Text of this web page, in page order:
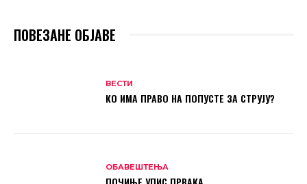
ПОВЕЗАНЕ ОБЈАВЕ
ВЕСТИ
КО ИМА ПРАВО НА ПОПУСТЕ ЗА СТРУЈУ?
ОБАВЕШТЕЊА